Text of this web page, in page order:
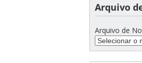
Arquivo
Arquivo de